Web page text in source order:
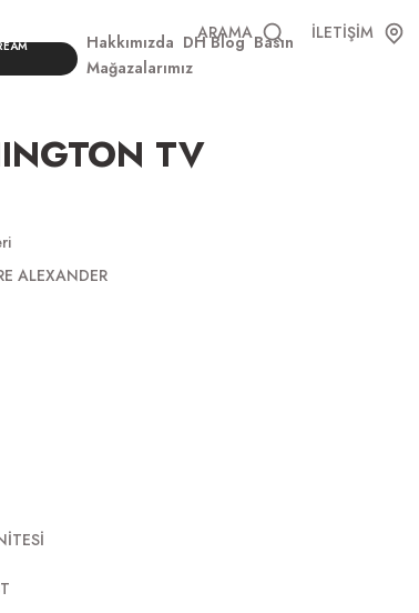
ARAMA
İLETİŞİM
Hakkımızda DH Blog Basın
Mağazalarımız
TV
ALEXANDER